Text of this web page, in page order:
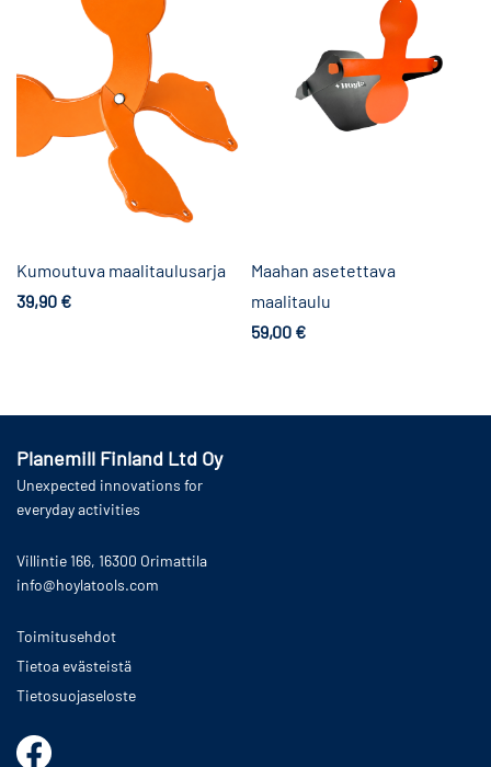
Kumoutuva maalitaulusarja
39,90 €
Maahan asetettava
maalitaulu
59,00 €
Planemill Finland Ltd Oy
Unexpected innovations for
everyday activities
Villintie 166, 16300 Orimattila
info@hoylatools.com
Toimitusehdot
Tietoa evästeistä
Tietosuojaseloste